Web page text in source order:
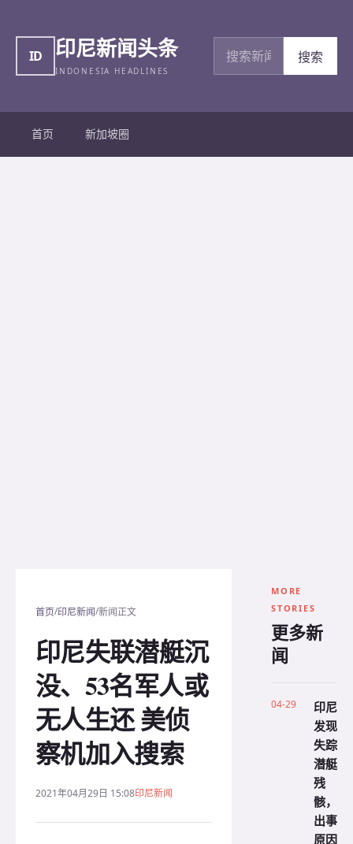
ID 印尼新闻头条
INDONESIA HEADLINES
搜索新闻
搜索
首页 新加坡圈
首页/印尼新闻/新闻正文
印尼失联潜艇沉
没、53名军人或
无人生还 美侦
察机加入搜索
2021年04月29日 15:08印尼新闻
MORE
STORIES
更多新
闻
04-29
印尼
发现
失踪
潜艇
残
骸，
出事
原因